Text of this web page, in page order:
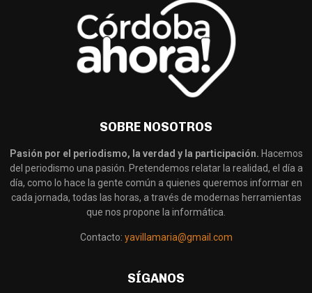
SOBRE NOSOTROS
Pasión por el periodismo, la verdad y la participación. Hacemos
del periodismo una pasión. Pretendemos relatar la realidad, el día a
día, como lo hace la gente común a quienes queremos informar en
cada jornada, todas las horas, a través de modernas herramientas
que nos propone la informática.
Contacto: yavillamaria@gmail.com
SÍGANOS